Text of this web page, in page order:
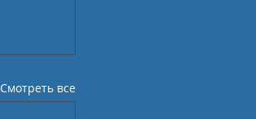
Смотреть все